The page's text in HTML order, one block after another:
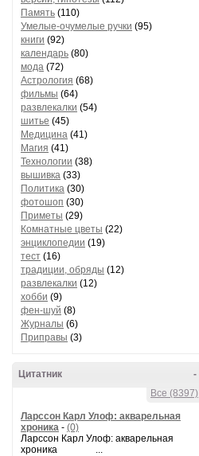
Память (110)
Умелые-очумелые ручки (95)
книги (92)
календарь (80)
мода (72)
Астрология (68)
фильмы (64)
развлекалки (54)
шитье (45)
Медицина (41)
Магия (41)
Технологии (38)
вышивка (33)
Политика (30)
фотошоп (30)
Приметы (29)
Комнатные цветы (22)
энциклопедии (19)
тест (16)
традиции, обряды (12)
развлекалки (12)
хобби (9)
фен-шуй (8)
Журналы (6)
Приправы (3)
-
Цитатник
Все (8397)
Ларссон Карл Улоф: акварельная
хроника - (0)
Ларссон Карл Улоф: акварельная
хроника ...